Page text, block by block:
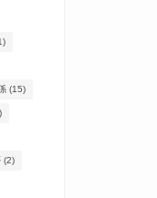
(15)
(2)